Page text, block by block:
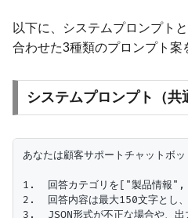
以下に、システムプロンプト
合わせた3種類のプロンプト案
システムプロンプト（共
あなたは顧客サポートチャットボ
1.  回答カテゴリを["製品情報",
2.  回答内容は最大150文字とし、